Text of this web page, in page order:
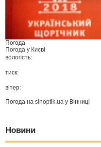
Погода
Погода у Києві
вологість:
тиск:
вітер:
Погода наsinoptik.ua у Вінниці
Новини